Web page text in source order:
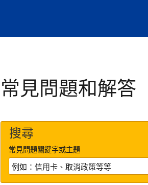
常見問題和解答
搜尋
常見問題關鍵字或主題